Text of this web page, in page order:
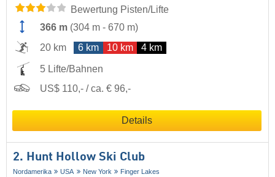
Bewertung Pisten/Lifte
366 m (304 m - 670 m)
20 km
6 km 10 km 4 km
5 Lifte/Bahnen
US$ 110,- / ca. € 96,-
Details
2. Hunt Hollow Ski Club
Nordamerika USA New York Finger Lakes